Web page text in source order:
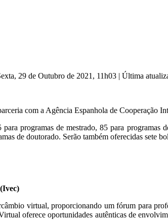
29 de Outubro de 2021, 11h03 | Última
com a Agência Espanhola de Cooperação
programas de mestrado, 85 para
de doutorado. Serão também oferecidas sete
virtual, proporcionando um fórum para
oferece oportunidades autênticas de